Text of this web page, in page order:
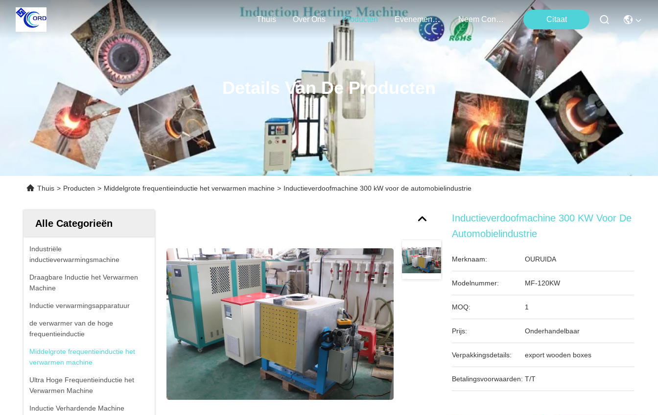
Thuis Over Ons Producten Evenementen Neem Contact Met Ons Op Citaat
Details Van De Producten
Thuis > Producten > Middelgrote frequentieinductie het verwarmen machine > Inductieverdoofmachine 300 kW voor de automobielindustrie
Alle Categorieën
Industriële
inductieverwarmingsmachine
Draagbare Inductie het Verwarmen
Machine
Inductie verwarmingsapparatuur
de verwarmer van de hoge
frequentieinductie
Middelgrote frequentieinductie het
verwarmen machine
Ultra Hoge Frequentieinductie het
Verwarmen Machine
Inductie Verhardende Machine
Inductieverdoofmachine 300 KW Voor De
Automobielindustrie
Merknaam: OURUIDA
Modelnummer: MF-120KW
MOQ: 1
Prijs: Onderhandelbaar
Verpakkingsdetails: export wooden boxes
Betalingsvoorwaarden: T/T